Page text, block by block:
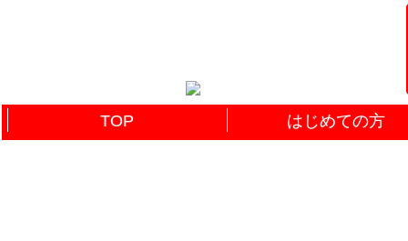
TOP はじめての方